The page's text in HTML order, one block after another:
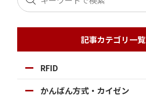
記事カテゴリ一覧
RFID
かんばん方式・カイゼン